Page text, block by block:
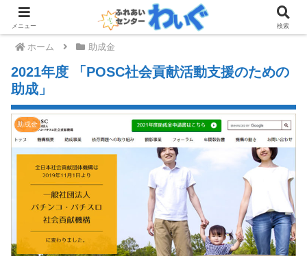
ホーム 助成金
2021年度 「POSC社会貢献活動支援のための
助成」
助成金
メニュー 検索